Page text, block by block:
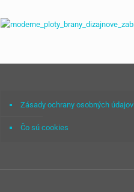
Zásady ochrany osobných údajov
Čo sú cookies